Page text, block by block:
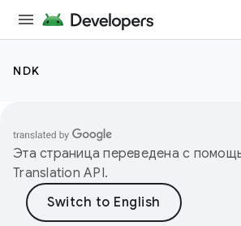
NDK
Эта страница переведена с
Translation API.